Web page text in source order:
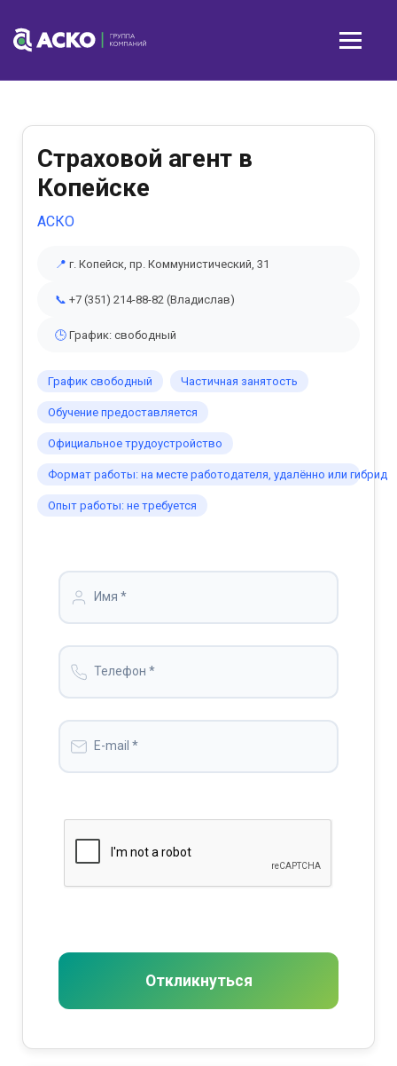
Страховой агент в
Копейске
АСКО
📍 г. Копейск, пр. Коммунистический, 31
📞 +7 (351) 214-88-82 (Владислав)
🕒 График: свободный
График свободный Частичная занятость
Обучение предоставляется
Официальное трудоустройство
Формат работы: на месте работодателя, удалённо или гибрид
Опыт работы: не требуется
Имя *
Телефон *
E-mail *
Откликнуться